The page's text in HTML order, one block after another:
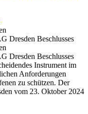
Dresden Beschlusses
Dresden Beschlusses
Instrument im
Anforderungen
zu schützen. Der
vom 23. Oktober 2024